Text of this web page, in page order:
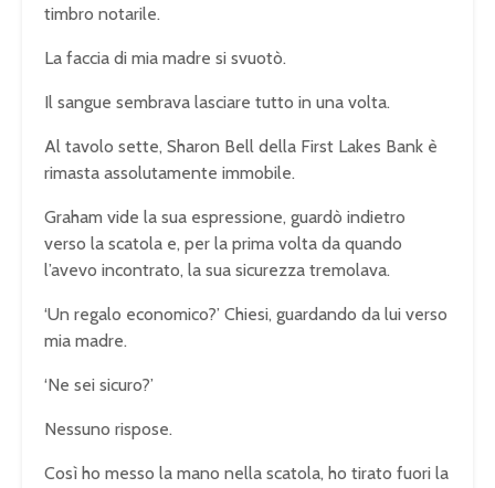
timbro notarile.
La faccia di mia madre si svuotò.
Il sangue sembrava lasciare tutto in una volta.
Al tavolo sette, Sharon Bell della First Lakes Bank è
rimasta assolutamente immobile.
Graham vide la sua espressione, guardò indietro
verso la scatola e, per la prima volta da quando
l’avevo incontrato, la sua sicurezza tremolava.
‘Un regalo economico?’ Chiesi, guardando da lui verso
mia madre.
‘Ne sei sicuro?’
Nessuno rispose.
Così ho messo la mano nella scatola, ho tirato fuori la